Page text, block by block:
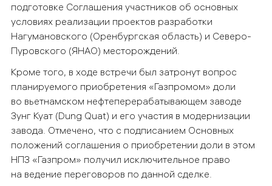
подготовке Соглашения участников об основных
условиях реализации проектов разработки
Нагумановского (Оренбургская область) и Северо-
Пуровского (ЯНАО) месторождений.
Кроме того, в ходе встречи был затронут вопрос
планируемого приобретения «Газпромом» доли
во вьетнамском нефтеперерабатывающем заводе
Зунг Куат (Dung Quat) и его участия в модернизации
завода. Отмечено, что с подписанием Основных
положений соглашения о приобретении доли в этом
НПЗ «Газпром» получил исключительное право
на ведение переговоров по данной сделке.